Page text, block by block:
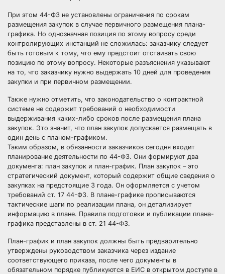
При этом 44-ФЗ не установлены ограничения по срокам
размещения закупок в случае первичного размещения плана-
графика. Но однозначная позиция по этому вопросу среди
контролирующих инстанций не сложилась: заказчику следует
быть готовым к тому, что ему предстоит отстаивать свою
позицию по этому вопросу. Некоторые разъяснения указывают
на то, что заказчику нужно выдержать 10 дней для проведения
закупки и при первичном размещении.
Также нужно отметить, что законодательство о контрактной
системе не содержит требований о необходимости
выдерживания каких-либо сроков после размещения плана
закупок. Это значит, что план закупок допускается размещать в
один день с планом-графиком.
Таким образом, в обязанности заказчиков сегодня входит
планирование деятельности по 44-ФЗ. Они формируют два
документа: план закупок и план-график. План закупок – это
стратегический документ, который содержит общие сведения о
закупках на предстоящие 3 года. Он оформляется с учетом
требований ст. 17 44-ФЗ. В плане-графике прописываются
тактические шаги по реализации плана, он детализирует
информацию в плане. Правила подготовки и публикации плана-
графика представлены в ст. 21 44-ФЗ.
План-график и план закупок должны быть предварительно
утверждены руководством заказчика через издание
соответствующего приказа, после чего документы в
обязательном порядке публикуются в ЕИС в открытом доступе в